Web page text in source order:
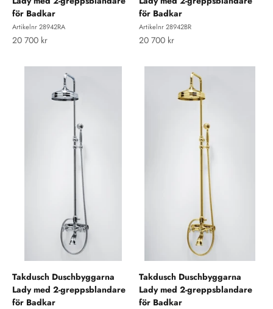
för Badkar
Artikelnr 28942RA
REA-pris
20 700 kr
för Badkar
Artikelnr 28942BR
REA-pris
20 700 kr
Takdusch Duschbyggarna
Lady med 2-greppsblandare
för Badkar
Takdusch Duschbyggarna
Lady med 2-greppsblandare
för Badkar